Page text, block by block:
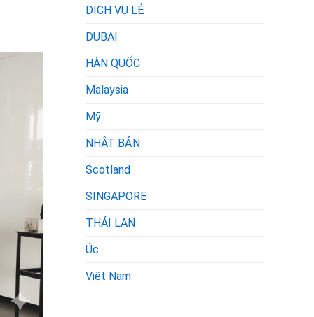
DỊCH VỤ LẺ
DUBAI
HÀN QUỐC
Malaysia
Mỹ
NHẬT BẢN
Scotland
SINGAPORE
THÁI LAN
Úc
Việt Nam